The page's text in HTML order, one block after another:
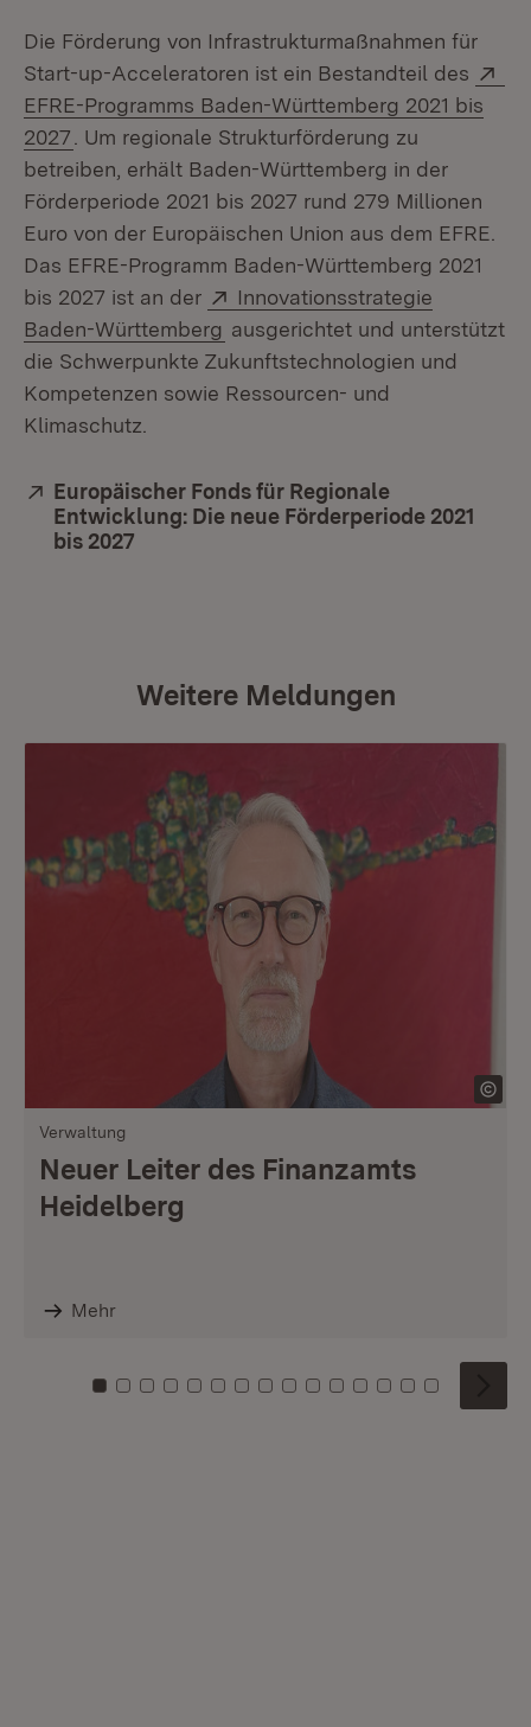
Die Förderung von Infrastrukturmaßnahmen für
Start-up-Acceleratoren ist ein Bestandteil des
EFRE-Programms Baden-Württemberg 2021 bis
2027 (Öffnet in neuem Fenster)
. Um regionale Strukturförderung zu
betreiben, erhält Baden-Württemberg in der
Förderperiode 2021 bis 2027 rund 279 Millionen
Euro von der Europäischen Union aus dem EFRE.
Das EFRE-Programm Baden-Württemberg 2021
bis 2027 ist an der
Extern:
Innovationsstrategie
Baden-Württemberg (Öffnet in neuem Fenster)
ausgerichtet und unterstützt
die Schwerpunkte Zukunftstechnologien und
Kompetenzen sowie Ressourcen- und
Klimaschutz.
Extern:
Europäischer Fonds für Regionale
Entwicklung: Die neue Förderperiode 2021
bis 2027
Weitere Meldungen
Verwaltung
Neuer Leiter des Finanzamts
Heidelberg
Mehr
Zu Kachel: 0
Zu Kachel: 1
Zu Kachel: 2
Zu Kachel: 3
Zu Kachel: 4
Zu Kachel: 5
Zu Kachel: 6
Zu Kachel: 7
Zu Kachel: 8
Zu Kachel: 9
Zu Kachel: 10
Zu Kachel: 11
Zu Kachel: 12
Zu Kachel:
Zu